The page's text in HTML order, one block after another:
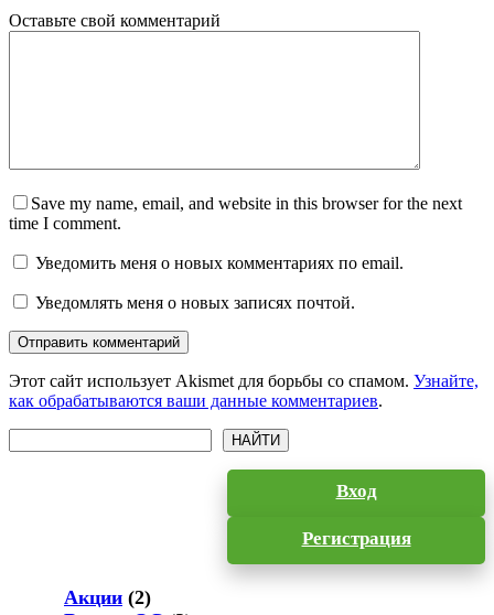
Оставьте свой комментарий
Save my name, email, and website in this browser for the next
time I comment.
Уведомить меня о новых комментариях по email.
Уведомлять меня о новых записях почтой.
Отправить комментарий
Этот сайт использует Akismet для борьбы со спамом. Узнайте,
как обрабатываются ваши данные комментариев.
НАЙТИ
Вход
Регистрация
Акции (2)